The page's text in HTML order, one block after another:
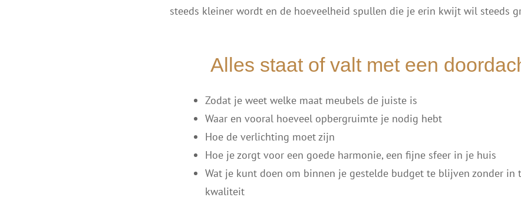
steeds kleiner wordt en de hoeveelheid spullen die je erin kwijt wil steeds
Alles staat of valt met een
Zodat je weet welke maat meubels de juiste is
Waar en vooral hoeveel opbergruimte je nodig hebt
Hoe de verlichting moet zijn
Hoe je zorgt voor een goede harmonie, een fijne sfeer in je huis
Wat je kunt doen om binnen je gestelde budget te blijven zonder in
kwaliteit